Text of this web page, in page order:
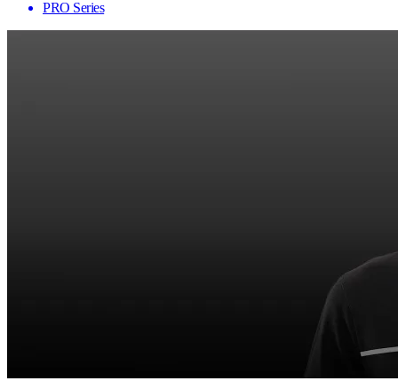
PRO Series